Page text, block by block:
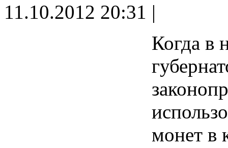
11.10.2012 20:31 |
Когда в
монет в